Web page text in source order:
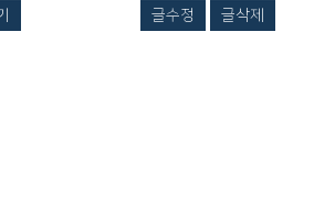
글수정 글삭제